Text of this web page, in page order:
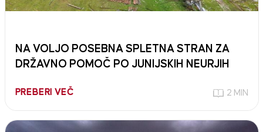
NA VOLJO POSEBNA SPLETNA STRAN ZA
DRŽAVNO POMOČ PO JUNIJSKIH NEURJIH
PREBERI VEČ 2 MIN